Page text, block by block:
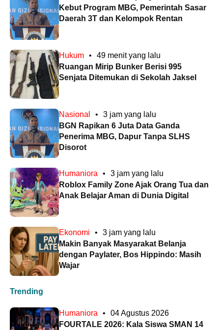
Kebut Program MBG, Pemerintah Sasar
Daerah 3T dan Kelompok Rentan
Hukum •
49 menit yang lalu
Ruangan Mirip Bunker Berisi 995
Senjata Ditemukan di Sekolah Jaksel
Nasional •
3 jam yang lalu
BGN Rapikan 6 Juta Data Ganda
Penerima MBG, Dapur Tanpa SLHS
Disorot
Humaniora •
3 jam yang lalu
Roblox Family Zone Ajak Orang Tua dan
Anak Belajar Aman di Dunia Digital
Ekonomi •
3 jam yang lalu
Makin Banyak Masyarakat Belanja
dengan Paylater, Bos Hippindo: Masih
Wajar
Trending
Humaniora •
04 Agustus 2026
FOURTALE 2026: Kala Siswa SMAN 14